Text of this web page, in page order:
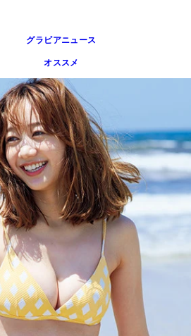
グラビアニュース
オススメ